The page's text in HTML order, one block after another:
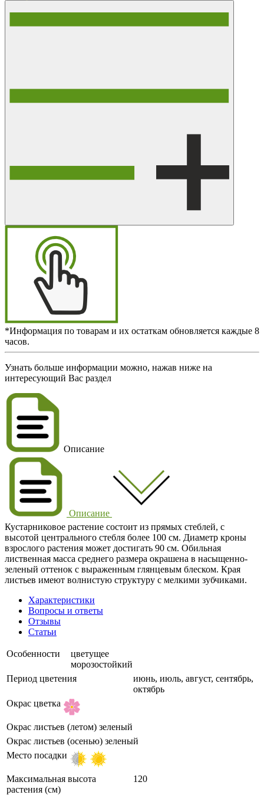
*Информация по товарам и их остаткам обновляется каждые 8
часов.
Узнать больше информации можно, нажав ниже на
интересующий Вас раздел
Описание
Описание
Кустарниковое растение состоит из прямых стеблей, с
высотой центрального стебля более 100 см. Диаметр кроны
взрослого растения может достигать 90 см. Обильная
лиственная масса среднего размера окрашена в насыщенно-
зеленый оттенок с выраженным глянцевым блеском. Края
листьев имеют волнистую структуру с мелкими зубчиками.
Характеристики
Вопросы и ответы
Отзывы
Статьи
Особенности
цветущее
морозостойкий
Период цветения
июнь, июль, август, сентябрь,
октябрь
Окрас цветка
Окрас листьев (летом) зеленый
Окрас листьев (осенью) зеленый
Место посадки
Максимальная высота
растения (см)
120